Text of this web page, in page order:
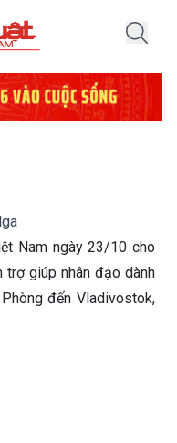
giúp nhân đạo dành
đến Vladivostok,